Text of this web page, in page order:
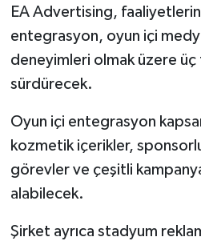
EA Advertising,
entegrasyon, oyun içi
deneyimleri olmak üzere üç
sürdürecek.
Oyun içi entegrasyon
kozmetik içerikler,
görevler ve çeşitli
alabilecek.
Şirket ayrıca stadyum
Kültür Sanat
Kütahya
Otomobil
Pazarlar